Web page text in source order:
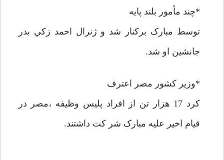
*چند مأمور بلند پايه
توسط مبارک برکنار شد و ژنرال احمد زکي بدر
جانشين او شد.
*وزير کشور مصر اعترف
کرد 17 هزار تن از افراد پليس وظيفه ،مصر در
قيام اخير عليه مبارک شر کت داشتند.